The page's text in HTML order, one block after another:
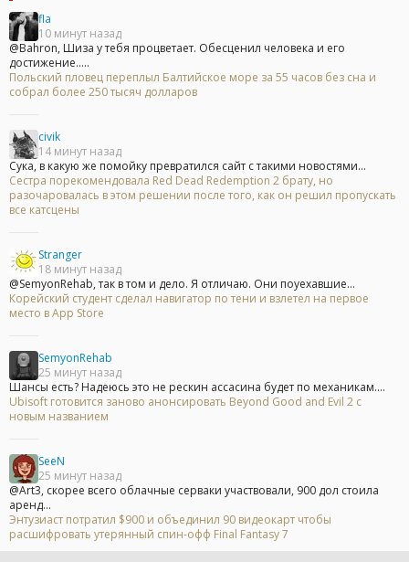
fla
10 минут назад
@Bahron, Шиза у тебя процветает. Обесценил человека и его
достижение.....
Польский пловец переплыл Балтийское море за 55 часов без сна и
собрал более 250 тысяч долларов
civik
14 минут назад
Сука, в какую же помойку превратился сайт с такими новостями...
Сестра порекомендовала Red Dead Redemption 2 брату, но
разочаровалась в этом решении после того, как он решил пропускать
все катсцены
Stranger
18 минут назад
@SemyonRehab, так в том и дело. Я отличаю. Они поуехавшие...
Корейский студент сделал навигатор по тени и взлетел на первое
место в App Store
SemyonRehab
25 минут назад
Шансы есть? Надеюсь это не рескин ассасина будет по механикам....
Ubisoft готовится заново анонсировать Beyond Good and Evil 2 с
новым названием
SeeN
25 минут назад
@Art3, скорее всего облачные серваки участвовали, 900 дол стоила
аренд...
Энтузиаст потратил $900 и объединил 90 видеокарт чтобы
расшифровать утерянный спин-офф Final Fantasy 7